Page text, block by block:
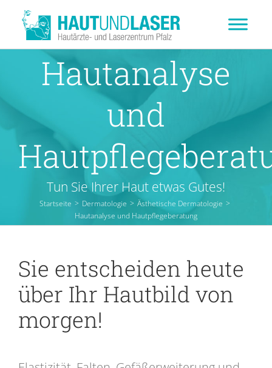
Zum
Inhalt
springen
Hautanalyse
und
Tun Sie Ihrer Haut etwas Gutes!
Startseite > Dermatologie > Ästhetische Dermatologie >
Hautanalyse und Hautpflegeberatung
Sie entscheiden heute
über Ihr Hautbild von
morgen!